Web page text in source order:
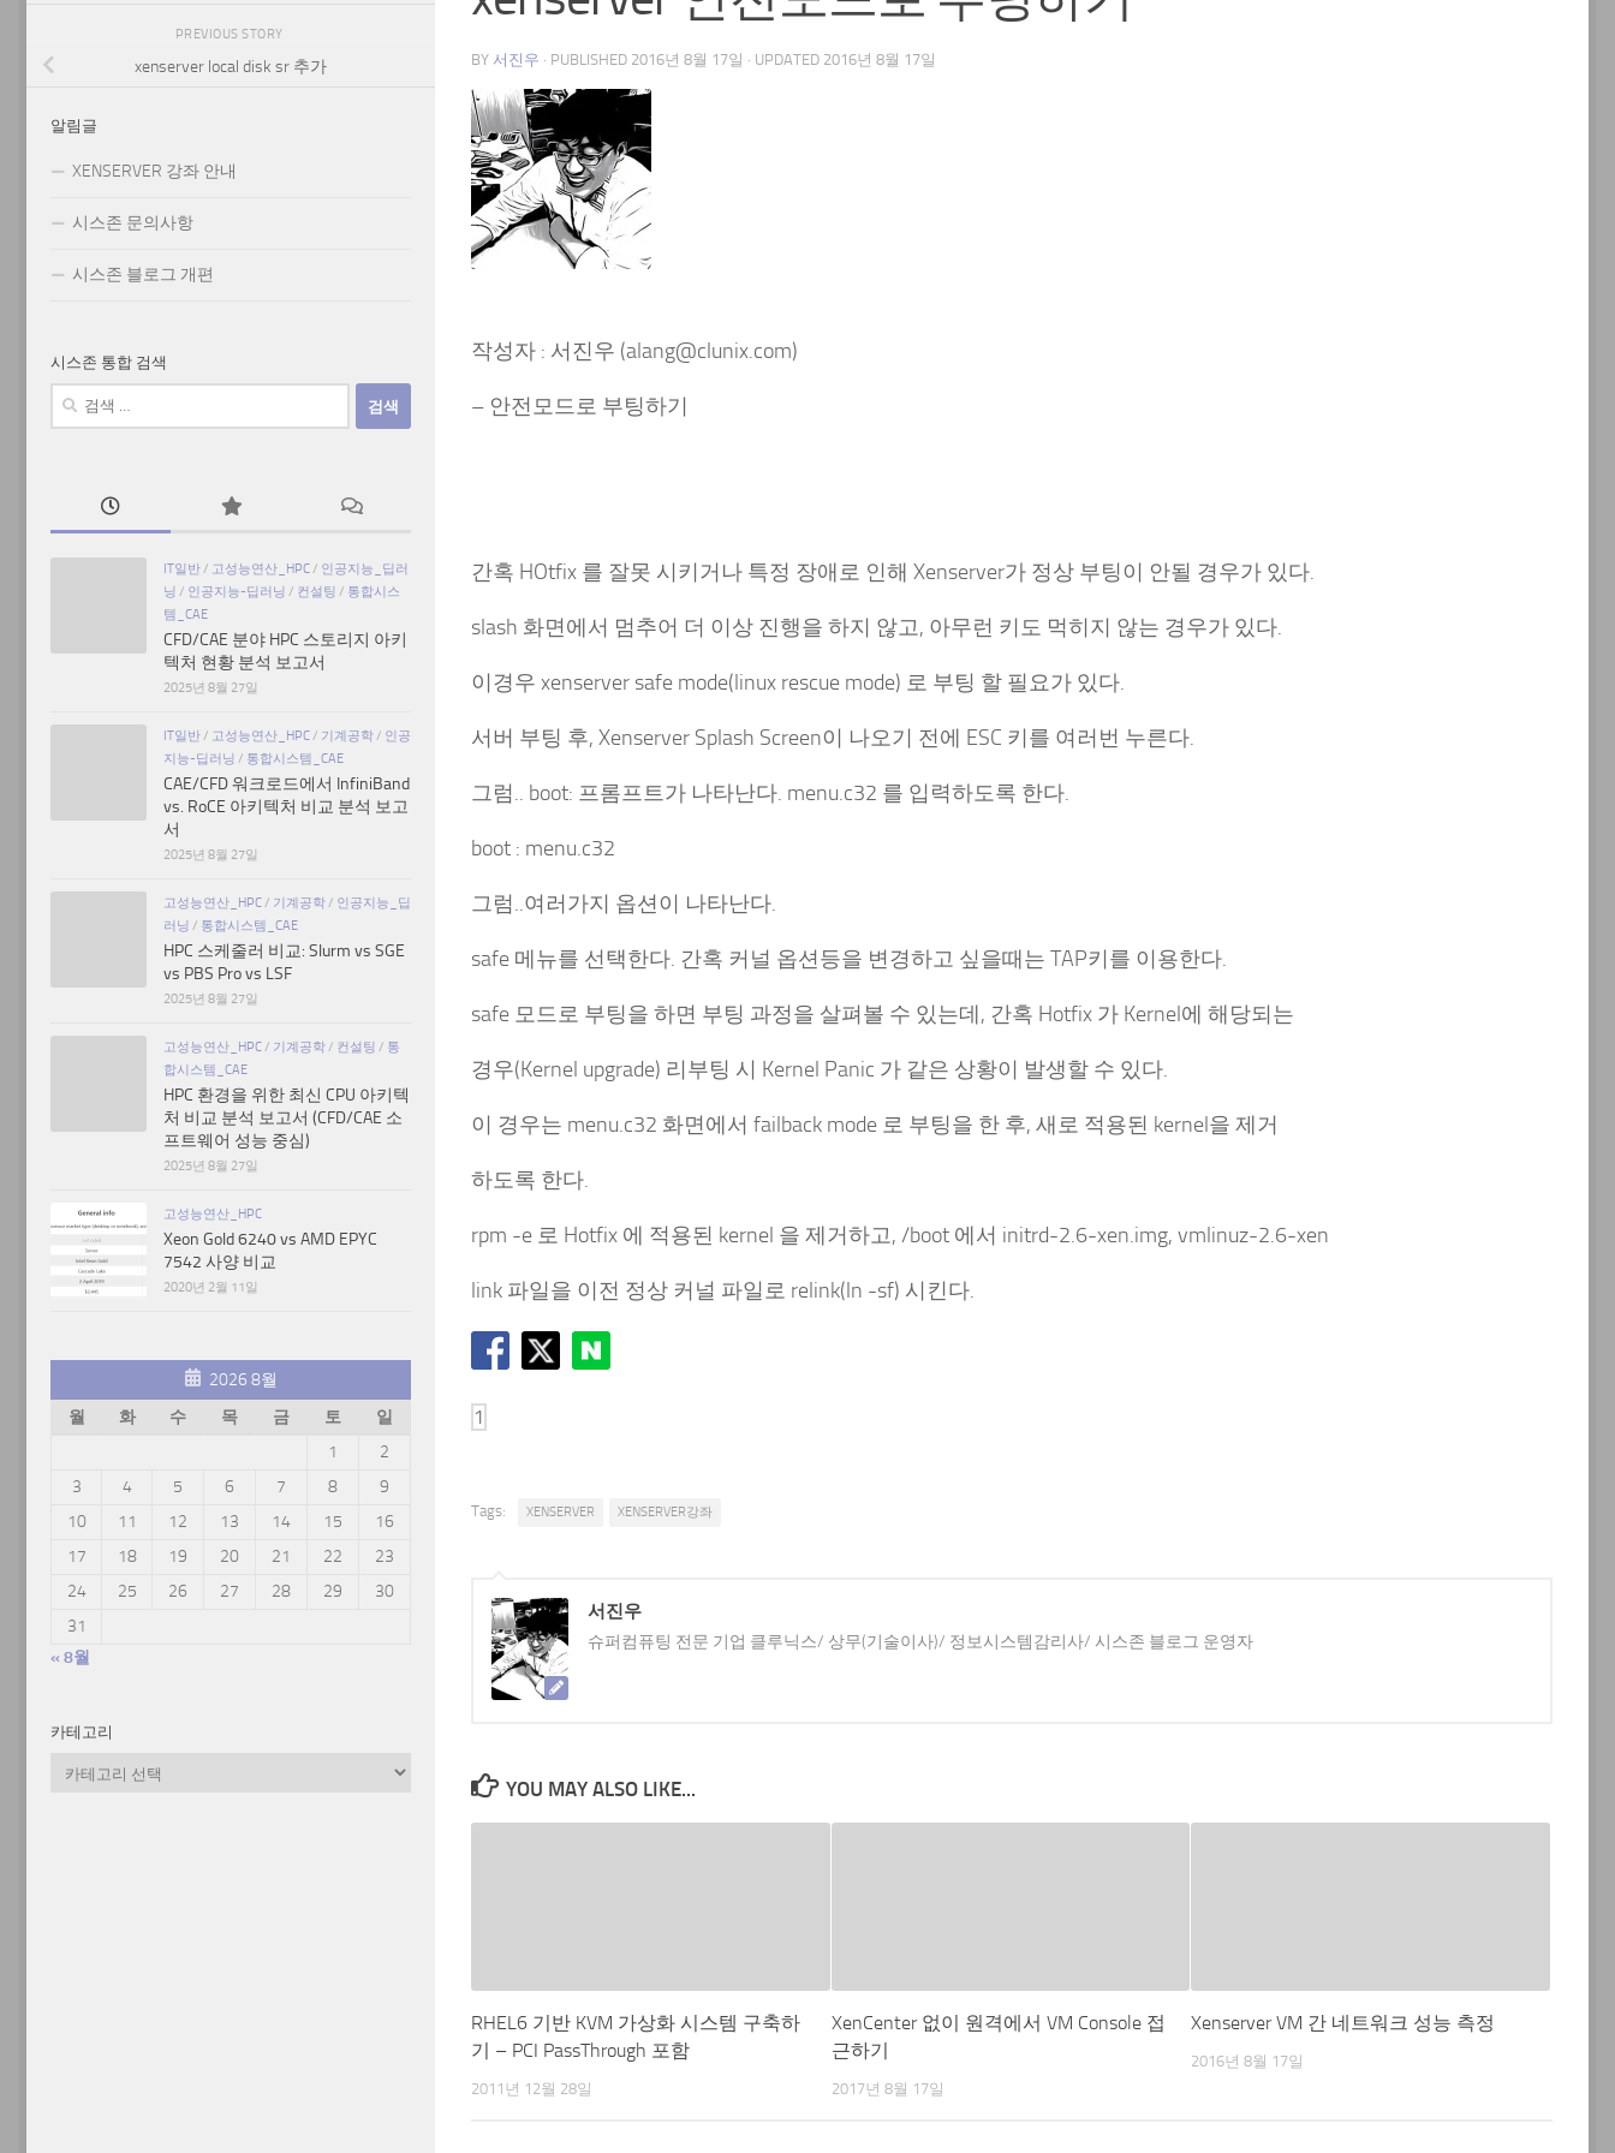
BY 서진우 · PUBLISHED 2016년 8월 17일 · UPDATED 2016년 8월 17일
작성자 : 서진우 (alang@clunix.com)
– 안전모드로 부팅하기
간혹 HOtfix 를 잘못 시키거나 특정 장애로 인해 Xenserver가 정상 부팅이 안될 경우가 있다.
slash 화면에서 멈추어 더 이상 진행을 하지 않고, 아무런 키도 먹히지 않는 경우가 있다.
이경우 xenserver safe mode(linux rescue mode) 로 부팅 할 필요가 있다.
서버 부팅 후, Xenserver Splash Screen이 나오기 전에 ESC 키를 여러번 누른다.
그럼.. boot: 프롬프트가 나타난다. menu.c32 를 입력하도록 한다.
boot : menu.c32
그럼..여러가지 옵션이 나타난다.
safe 메뉴를 선택한다. 간혹 커널 옵션등을 변경하고 싶을때는 TAP키를 이용한다.
safe 모드로 부팅을 하면 부팅 과정을 살펴볼 수 있는데, 간혹 Hotfix 가 Kernel에 해당되는
경우(Kernel upgrade) 리부팅 시 Kernel Panic 가 같은 상황이 발생할 수 있다.
이 경우는 menu.c32 화면에서 failback mode 로 부팅을 한 후, 새로 적용된 kernel을 제거
하도록 한다.
rpm -e 로 Hotfix 에 적용된 kernel 을 제거하고, /boot 에서 initrd-2.6-xen.img, vmlinuz-2.6-xen
link 파일을 이전 정상 커널 파일로 relink(ln -sf) 시킨다.
Tags: XENSERVER XENSERVER강좌
서진우
슈퍼컴퓨팅 전문 기업 클루닉스/ 상무(기술이사)/ 정보시스템감리사/ 시스존 블로그 운영자
YOU MAY ALSO LIKE...
RHEL6 기반 KVM 가상화 시스템 구축하
기 – PCI PassThrough 포함
2011년 12월 28일
XenCenter 없이 원격에서 VM Console 접
근하기
2017년 8월 17일
Xenserver VM 간 네트워크 성능 측정
2016년 8월 17일
PREVIOUS STORY
xenserver local disk sr 추가
알림글
XENSERVER 강좌 안내
시스존 문의사항
시스존 블로그 개편
시스존 통합 검색
검
IT일반/ 고성능연산_HPC/ 인공지능_딥러
닝 / 인공지능-딥러닝 / 컨설팅 / 통합시스
템_CAE
CFD/CAE 분야 HPC 스토리지 아키
텍처 현황 분석 보고서
2025년 8월 27일
IT일반/ 고성능연산_HPC/ 기계공학/ 인공
지능-딥러닝 / 통합시스템_CAE
CAE/CFD 워크로드에서 InfiniBand
vs. RoCE 아키텍처 비교 분석 보고
서
2025년 8월 27일
고성능연산_HPC/ 기계공학/ 인공지능_딥
러닝 / 통합시스템_CAE
HPC 스케줄러 비교: Slurm vs SGE
vs PBS Pro vs LSF
2025년 8월 27일
고성능연산_HPC/ 기계공학/ 컨설팅 / 통
합시스템_CAE
HPC 환경을 위한 최신 CPU 아키텍
처 비교 분석 보고서 (CFD/CAE 소
프트웨어 성능 중심)
2025년 8월 27일
고성능연산_HPC
Xeon Gold 6240 vs AMD EPYC
7542 사양 비교
2020년 2월 11일
2026 8월
월
화 수 목 금 토
일
1
2
3
4 5 6 7 8
9
10
11 12 13 14 15
16
17
18 19 20 21 22
23
24
25 26 27 28 29
30
31
« 8월
카테고리